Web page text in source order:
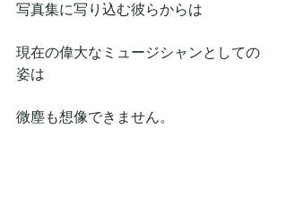
写真集に写り込む彼らからは
現在の偉大なミュージシャンとしての
姿は
微塵も想像できません。